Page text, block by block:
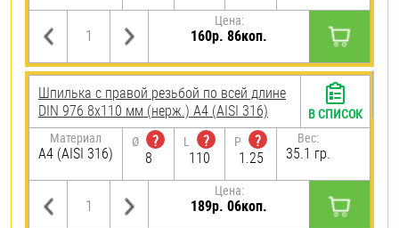
Цена:
160р. 86коп.
Шпилька с правой резьбой по всей длине
DIN 976 8х110 мм (нерж.) A4 (AISI 316)
Материал
A4 (AISI 316)
Ø
?
8
L
?
110
P
?
1.25
Вес:
35.1 гр.
Цена:
189р. 06коп.
В СПИСОК